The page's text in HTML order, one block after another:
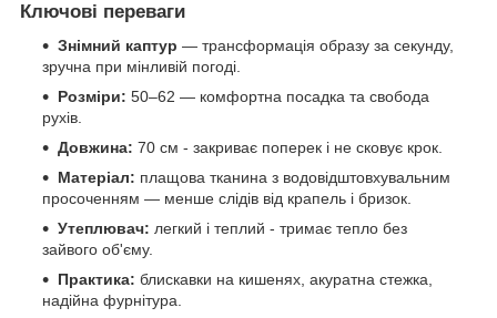
Ключові переваги
Знімний каптур — трансформація образу за секунду,
зручна при мінливій погоді.
Розміри: 50–62 — комфортна посадка та свобода
рухів.
Довжина: 70 см - закриває поперек і не сковує крок.
Матеріал: плащова тканина з водовідштовхувальним
просоченням — менше слідів від крапель і бризок.
Утеплювач: легкий і теплий - тримає тепло без
зайвого об'єму.
Практика: блискавки на кишенях, акуратна стежка,
надійна фурнітура.